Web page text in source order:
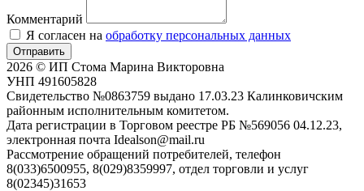
Комментарий
Я согласен на обработку персональных данных
Отправить
2026 © ИП Стома Марина Викторовна
УНП 491605828
Свидетельство №0863759 выдано 17.03.23 Калинковичским
районным исполнительным комитетом.
Дата регистрации в Торговом реестре РБ №569056 04.12.23,
электронная почта Idealson@mail.ru
Рассмотрение обращений потребителей, телефон
8(033)6500955, 8(029)8359997, отдел торговли и услуг
8(02345)31653